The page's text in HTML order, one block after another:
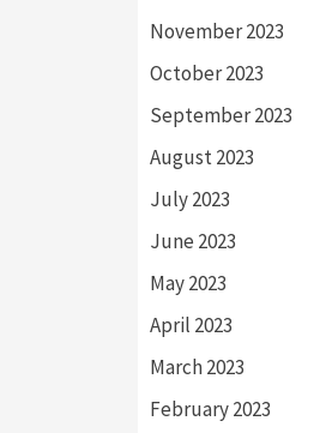
November 2023
October 2023
September 2023
August 2023
July 2023
June 2023
May 2023
April 2023
March 2023
February 2023